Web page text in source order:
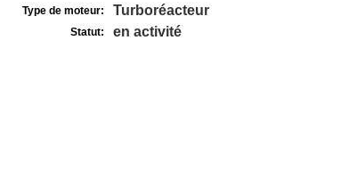
Type de moteur: Turboréacteur
Statut: en activité